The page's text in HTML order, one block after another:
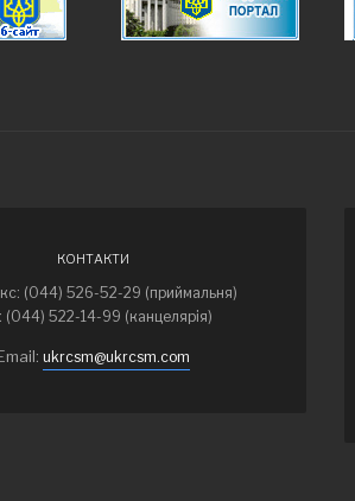
КОНТАКТИ
(044) 526-52-29 (приймальня)
(044) 522-14-99 (канцелярія)
ukrcsm@ukrcsm.com